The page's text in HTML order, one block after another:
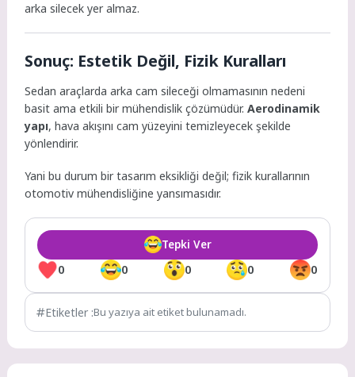
arka silecek yer almaz.
Sonuç: Estetik Değil, Fizik Kuralları
Sedan araçlarda arka cam sileceği olmamasının nedeni
basit ama etkili bir mühendislik çözümüdür.Aerodinamik
yapı, hava akışını cam yüzeyini temizleyecek şekilde
yönlendirir.
Yani bu durum bir tasarım eksikliği değil; fizik kurallarının
otomotiv mühendisliğine yansımasıdır.
0 0 0 0 0
Tepki Ver
Etiketler :Bu yazıya ait etiket bulunamadı.